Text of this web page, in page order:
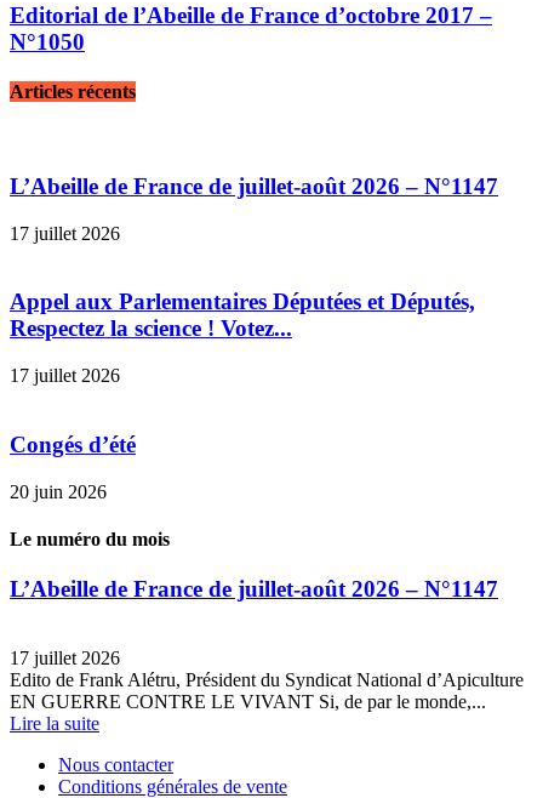
Editorial de l’Abeille de France d’octobre 2017 –
N°1050
Articles récents
L’Abeille de France de juillet-août 2026 – N°1147
17 juillet 2026
Appel aux Parlementaires Députées et Députés,
Respectez la science ! Votez...
17 juillet 2026
Congés d’été
20 juin 2026
Le numéro du mois
L’Abeille de France de juillet-août 2026 – N°1147
17 juillet 2026
Edito de Frank Alétru, Président du Syndicat National d’Apiculture
EN GUERRE CONTRE LE VIVANT Si, de par le monde,...
Lire la suite
Nous contacter
Conditions générales de vente